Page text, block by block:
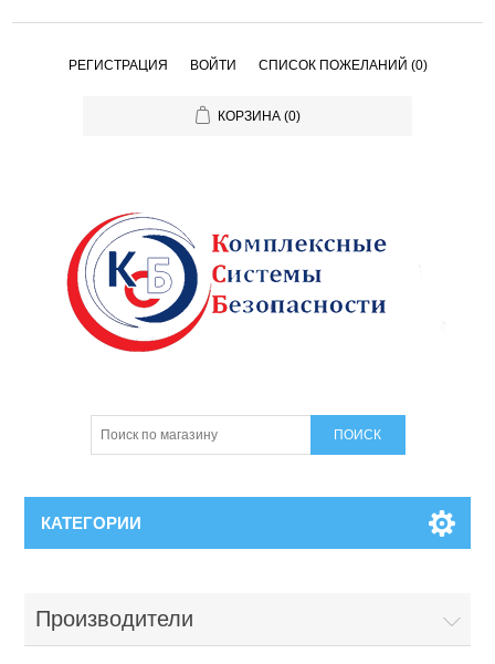
РЕГИСТРАЦИЯ ВОЙТИ СПИСОК ПОЖЕЛАНИЙ (0)
КОРЗИНА (0)
КАТЕГОРИИ
Производители